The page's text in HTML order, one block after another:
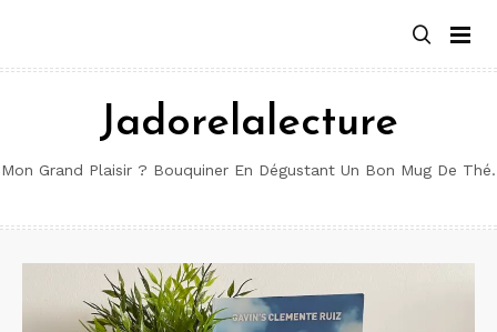
contenu
Jadorelalecture
Mon Grand Plaisir ? Bouquiner En Dégustant Un Bon Mug De Thé.